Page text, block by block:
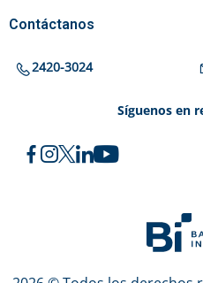
Contáctanos
2420-3024
Síguenos en